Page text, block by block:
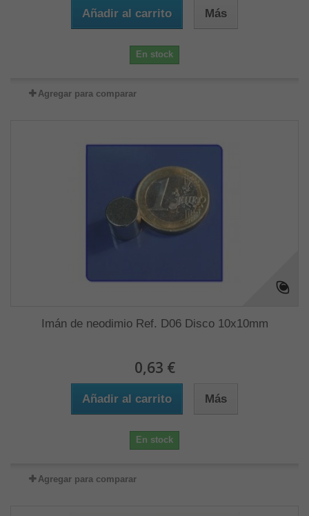
Añadir al carrito Más
En stock
Agregar para comparar
Imán de neodimio Ref. D06 Disco 10x10mm
0,63 €
Añadir al carrito Más
En stock
Agregar para comparar